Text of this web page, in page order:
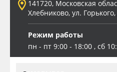
Баннер
Заготовки для сувениров
141720, Московская
Хлебниково, ул.
Режим работы
пн - пт 9:00 - 18:00 , сб